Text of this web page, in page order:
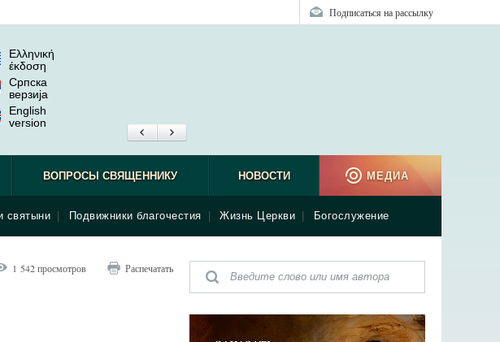
Подписаться на рассылку
Ελληνική
έκδοση
Српска
верзиjа
English
version
святыни Подвижники благочестия Жизнь Церкви Богослужение
ВОПРОСЫ СВЯЩЕННИКУ НОВОСТИ МЕДИА
1 542 просмотров Распечатать